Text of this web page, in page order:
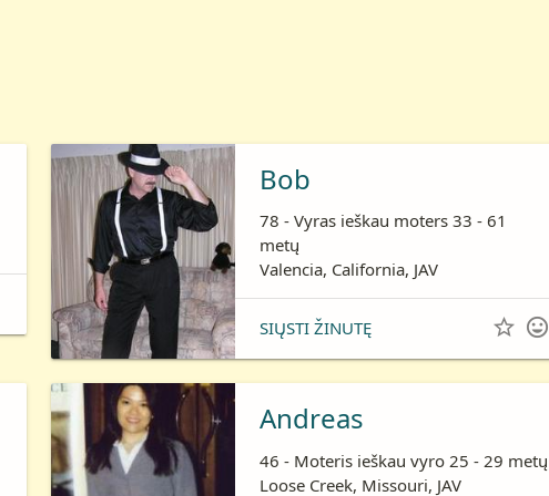
Bob
78 - Vyras ieškau moters 33 - 61
metų
Valencia, California, JAV
SIŲSTI ŽINUTĘ  
Andreas
46 - Moteris ieškau vyro 25 - 29 metų
Loose Creek, Missouri, JAV